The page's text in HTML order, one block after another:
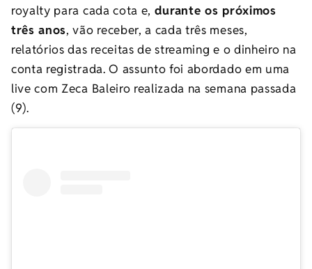
royalty para cada cota e, durante os próximos
três anos, vão receber, a cada três meses,
relatórios das receitas de streaming e o dinheiro na
conta registrada. O assunto foi abordado em uma
live com Zeca Baleiro realizada na semana passada
(9).